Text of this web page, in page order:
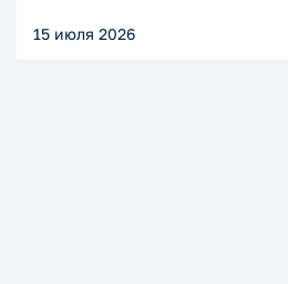
15 июля 2026